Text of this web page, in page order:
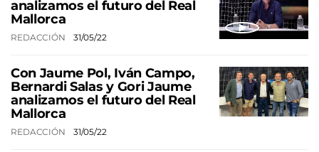
analizamos el futuro del Real
Mallorca
REDACCIÓN 31/05/22
Con Jaume Pol, Iván Campo,
Bernardi Salas y Gori Jaume
analizamos el futuro del Real
Mallorca
REDACCIÓN 31/05/22